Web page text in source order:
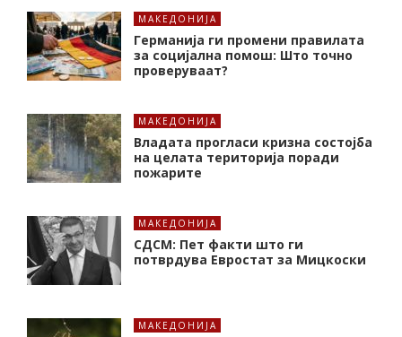
МАКЕДОНИЈА
Германија ги промени правилата
за социјална помош: Што точно
проверуваат?
МАКЕДОНИЈА
Владата прогласи кризна состојба
на целата територија поради
пожарите
МАКЕДОНИЈА
СДСМ: Пет факти што ги
потврдува Евростат за Мицкоски
МАКЕДОНИЈА